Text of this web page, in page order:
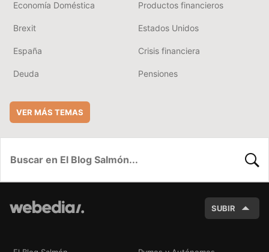
Economía Doméstica Productos financieros
Brexit Estados Unidos
España Crisis financiera
Deuda Pensiones
VER MÁS TEMAS
SUBIR